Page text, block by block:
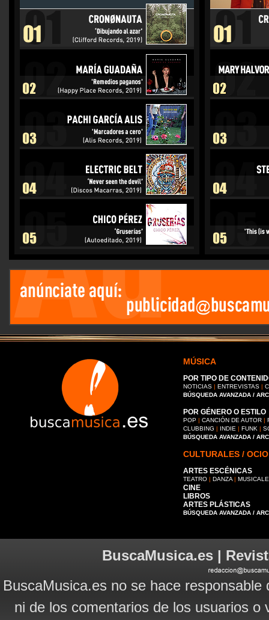
MÚSICA
POR TIPO DE
NOTICIAS | ENTREVISTAS |
BÚSQUEDA AVANZADA /
POR GÉNERO O ESTILO
POP | CANCIÓN DE AUTOR |
CLUBBING | INDIE | FUNK |
BÚSQUEDA AVANZADA /
CULTURALES / OCIO
ARTES ESCÉNICAS
TEATRO | DANZA |
CINE
LIBROS
ARTES PLÁSTICAS
BÚSQUEDA AVANZADA /
BuscaMusica.es |
BuscaMusica.es no se hace
ni de los comentarios de los usuarios